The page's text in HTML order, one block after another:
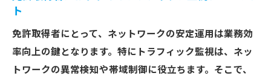
ト
免許取得者にとって、ネットワークの安定運用は業務効
率向上の鍵となります。特にトラフィック監視は、ネッ
トワークの異常検知や帯域制御に役立ちます。そこで、